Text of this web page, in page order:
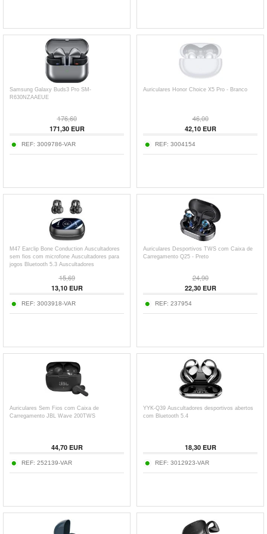
Samsung Galaxy Buds3 Pro SM-
R630NZAAEUE
176,60
171,30EUR
REF: 3009786-VAR
Auriculares Honor Choice X5 Pro - Branco
46,00
42,10EUR
REF: 3004154
M47 Earclip Bone Conduction Auscultadores
sem fios com microfone Auscultadores para
jogos Bluetooth 5.3 Auscultadores
15,69
13,10EUR
REF: 3003918-VAR
Auriculares Desportivos TWS com Caixa de
Carregamento Q25 - Preto
24,90
22,30EUR
REF: 237954
Auriculares Sem Fios com Caixa de
Carregamento JBL Wave 200TWS
44,70EUR
REF: 252139-VAR
YYK-Q39 Auscultadores desportivos abertos
com Bluetooth 5.4
18,30EUR
REF: 3012923-VAR